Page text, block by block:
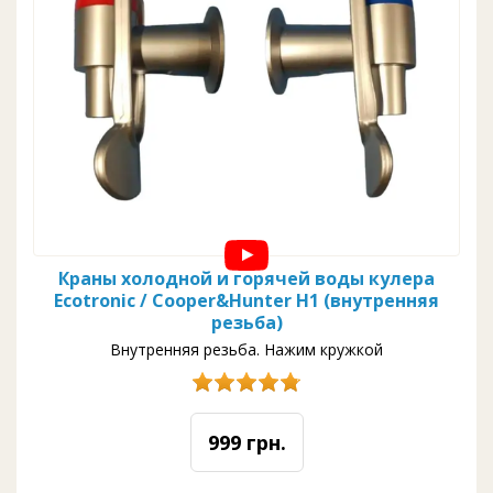
Краны холодной и горячей воды кулера
Ecotronic / Cooper&Hunter H1 (внутренняя
резьба)
Внутренняя резьба. Нажим кружкой
999 грн.